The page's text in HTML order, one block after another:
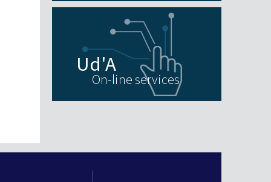
On-line services